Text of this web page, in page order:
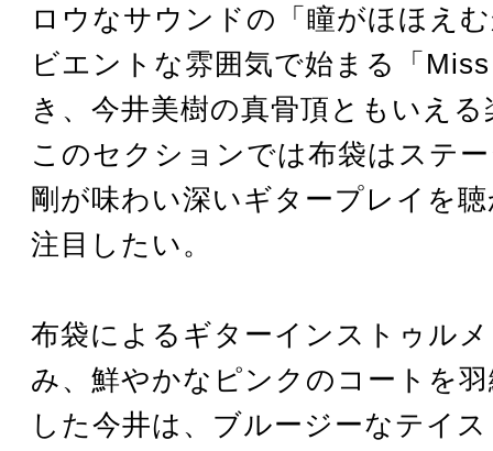
ロウなサウンドの「瞳がほほえ
ビエントな雰囲気で始まる「
き、今井美樹の真骨頂ともいえ
このセクションでは布袋はステ
剛が味わい深いギタープレイを
注目したい。
布袋によるギターインストゥル
み、鮮やかなピンクのコートを
した今井は、ブルージーなテイ